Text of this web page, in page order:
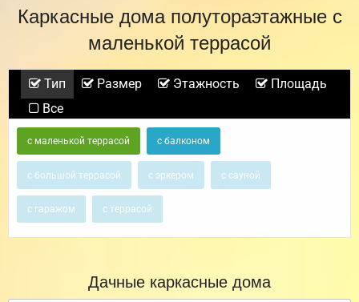
Каркасные дома полутораэтажные с
маленькой террасой
Тип Размер Этажность
Площадь
Все
с маленькой террасой с балконом
с большой террасой с эркером с сауной
с гаражом с террасой
Дачные каркасные дома